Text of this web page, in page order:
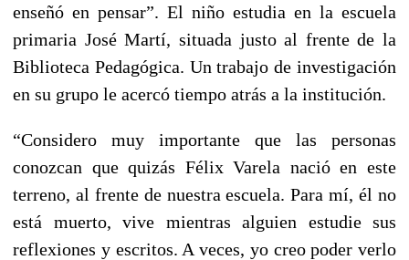
enseñó en pensar”. El niño estudia en la escuela
primaria José Martí, situada justo al frente de la
Biblioteca Pedagógica. Un trabajo de investigación
en su grupo le acercó tiempo atrás a la institución.
“Considero muy importante que las personas
conozcan que quizás Félix Varela nació en este
terreno, al frente de nuestra escuela. Para mí, él no
está muerto, vive mientras alguien estudie sus
reflexiones y escritos. A veces, yo creo poder verlo